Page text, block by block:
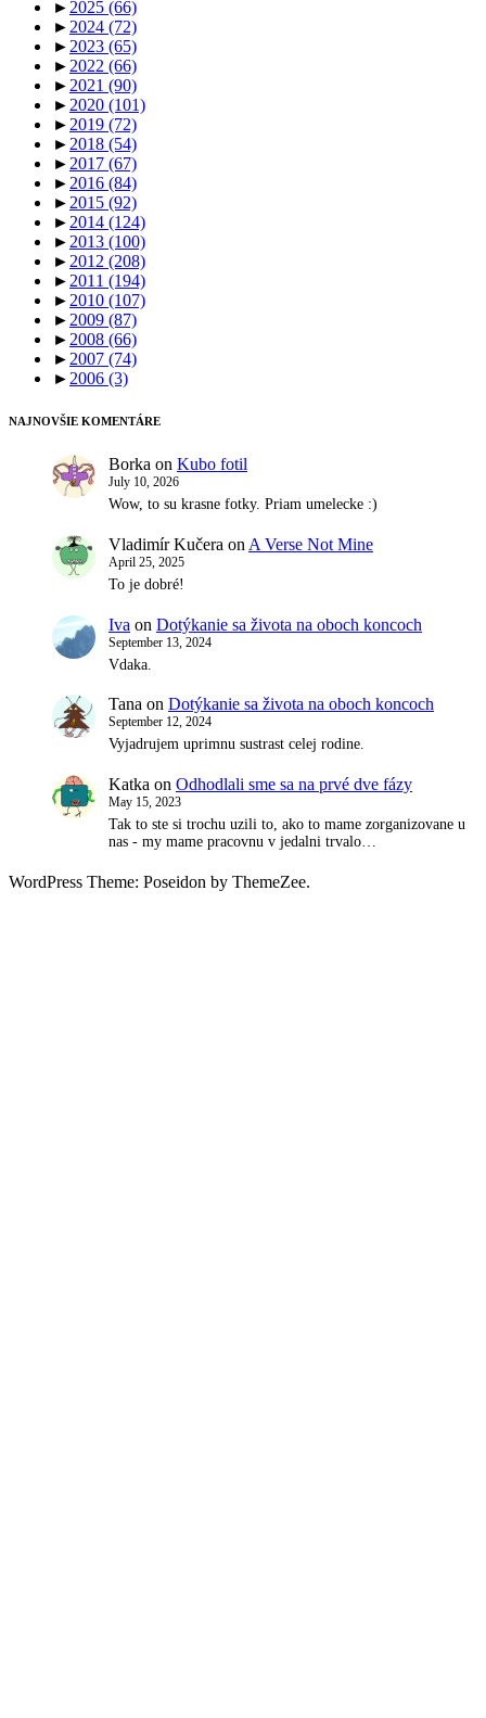
► 2025 (66)
► 2024 (72)
► 2023 (65)
► 2022 (66)
► 2021 (90)
► 2020 (101)
► 2019 (72)
► 2018 (54)
► 2017 (67)
► 2016 (84)
► 2015 (92)
► 2014 (124)
► 2013 (100)
► 2012 (208)
► 2011 (194)
► 2010 (107)
► 2009 (87)
► 2008 (66)
► 2007 (74)
► 2006 (3)
NAJNOVŠIE KOMENTÁRE
Borka on Kubo fotil
July 10, 2026
Wow, to su krasne fotky. Priam umelecke :)
Vladimír Kučera on A Verse Not Mine
April 25, 2025
To je dobré!
Iva on Dotýkanie sa života na oboch koncoch
September 13, 2024
Vdaka.
Tana on Dotýkanie sa života na oboch koncoch
September 12, 2024
Vyjadrujem uprimnu sustrast celej rodine.
Katka on Odhodlali sme sa na prvé dve fázy
May 15, 2023
Tak to ste si trochu uzili to, ako to mame zorganizovane u
nas - my mame pracovnu v jedalni trvalo…
WordPress Theme: Poseidon by ThemeZee.